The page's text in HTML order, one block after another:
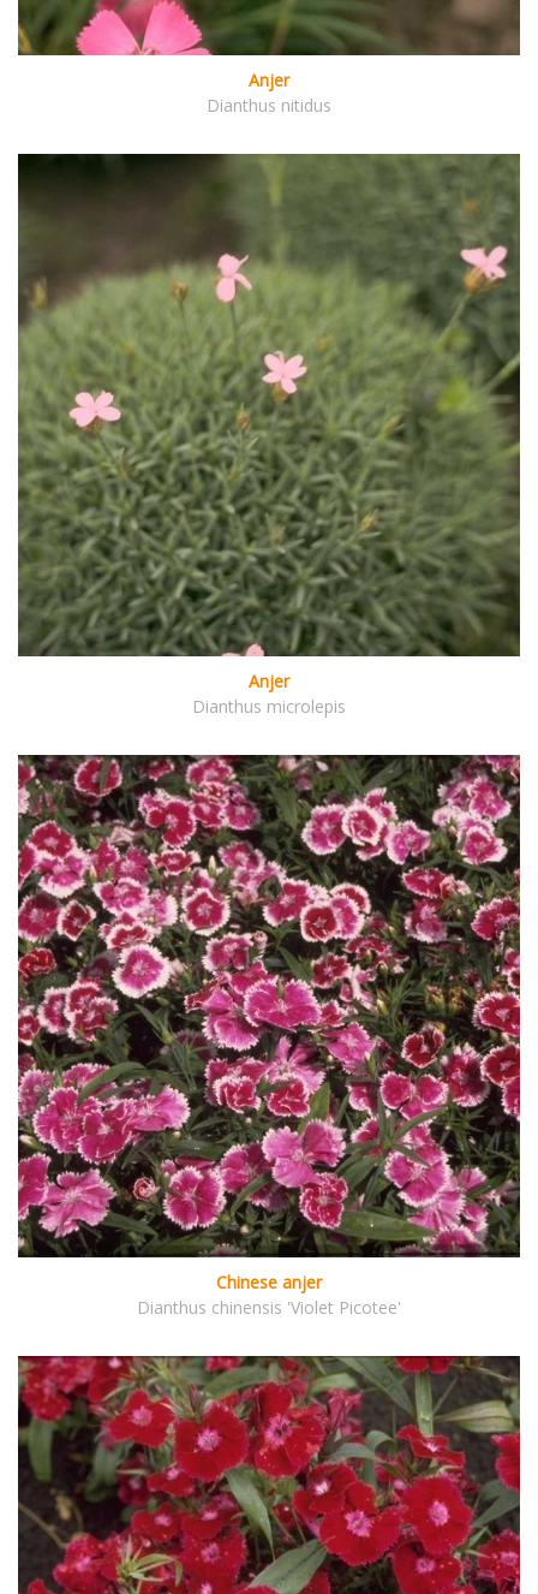
Anjer
Dianthus nitidus
Anjer
Dianthus microlepis
Chinese anjer
Dianthus chinensis 'Violet Picotee'